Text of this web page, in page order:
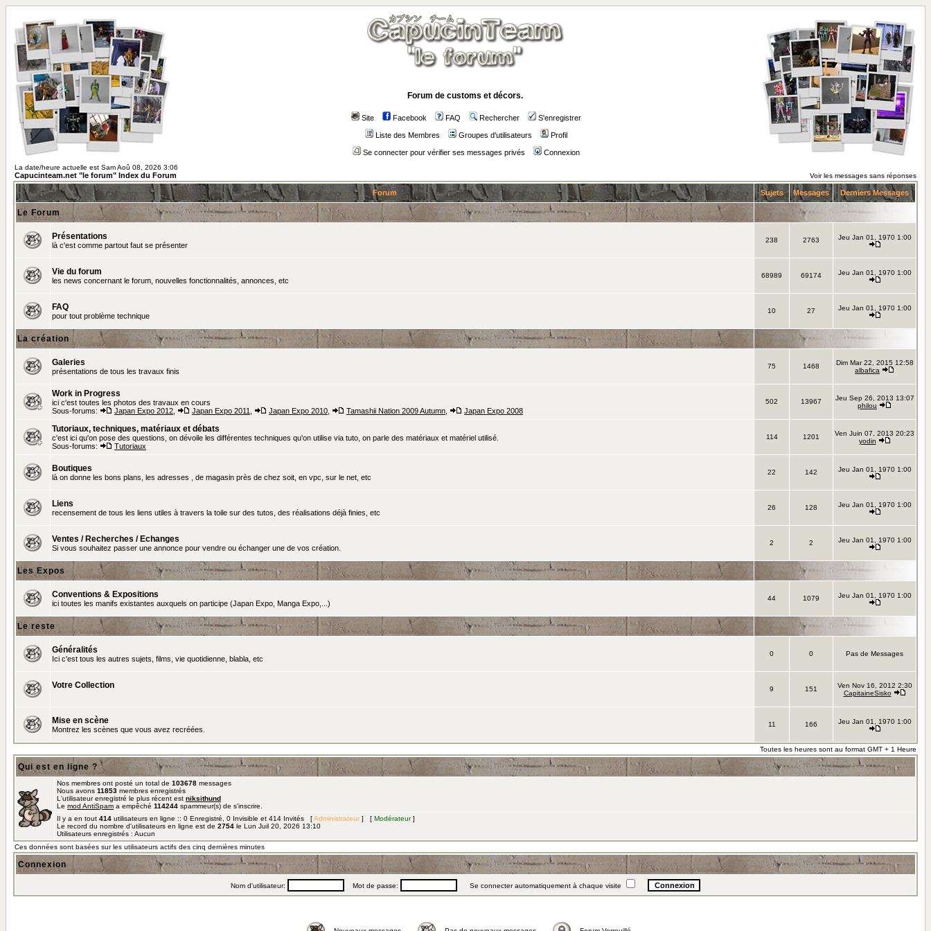
Forum de customs et décors.
Site Facebook FAQ Rechercher S'enregistrer
Liste des Membres Groupes d'utilisateurs Profil
Se connecter pour vérifier ses messages privés Connexion
La date/heure actuelle est Sam Aoû 08, 2026 3:06
Capucinteam.net "le forum" Index du Forum Voir les messages sans réponses
Forum Sujets Messages Derniers Messages
Le Forum
Présentations
là c'est comme partout faut se présenter
238 2763 Jeu Jan 01, 1970 1:00
Vie du forum
les news concernant le forum, nouvelles fonctionnalités, annonces, etc
68989 69174 Jeu Jan 01, 1970 1:00
FAQ
pour tout problème technique
10 27 Jeu Jan 01, 1970 1:00
La création
Galeries
présentations de tous les travaux finis
75 1468
Dim Mar 22, 2015 12:58
albafica
Work in Progress
ici c'est toutes les photos des travaux en cours
Sous-forums:
Japan Expo 2012 Japan Expo 2011 Japan Expo 2010 Tamashii Nation 2009 Autumn Japan Expo 2008
502 13967
Jeu Sep 26, 2013 13:07
philou
Tutoriaux, techniques, matériaux et débats
c'est ici qu'on pose des questions, on dévoile les différentes techniques qu'on utilise via tuto, on parle des matériaux et matériel utilisé.
Sous-forums:
Tutoriaux
114 1201
Ven Juin 07, 2013 20:23
yodin
Boutiques
là on donne les bons plans, les adresses , de magasin près de chez soit, en vpc, sur le net, etc
22 142 Jeu Jan 01, 1970 1:00
Liens
recensement de tous les liens utiles à travers la toile sur des tutos, des réalisations déjà finies, etc
26 128 Jeu Jan 01, 1970 1:00
Ventes / Recherches / Echanges
Si vous souhaitez passer une annonce pour vendre ou échanger une de vos création.
2 2 Jeu Jan 01, 1970 1:00
Les Expos
Conventions & Expositions
ici toutes les manifs existantes auxquels on participe (Japan Expo, Manga Expo,...)
44 1079 Jeu Jan 01, 1970 1:00
Le reste
Généralités
Ici c'est tous les autres sujets, films, vie quotidienne, blabla, etc
0 0 Pas de Messages
Votre Collection 9 151
Ven Nov 16, 2012 2:30
CapitaineSisko
Mise en scène
Montrez les scènes que vous avez recréées.
11 166 Jeu Jan 01, 1970 1:00
Toutes les heures sont au format GMT + 1 Heure
Qui est en ligne ?
Nos membres ont posté un total de 103678 messages
Nous avons 11853 membres enregistrés
L'utilisateur enregistré le plus récent est niksithund
Le mod AntiSpam a empêché 114244 spammeur(s) de s'inscrire.
Il y a en tout 414 utilisateurs en ligne :: 0 Enregistré, 0 Invisible et 414 Invités [Administrateur ] [ Modérateur]
Le record du nombre d'utilisateurs en ligne est de 2754 le Lun Juil 20, 2026 13:10
Utilisateurs enregistrés : Aucun
Ces données sont basées sur les utilisateurs actifs des cinq dernières minutes
Connexion
Nom d'utilisateur: Mot de passe: Se connecter automatiquement à chaque visite